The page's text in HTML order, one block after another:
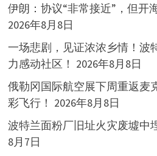
伊朗：协议“非常接近”，但开
2026年8月8日
一场悲剧，见证浓浓乡情！波
力感动社区！ 2026年8月8日
俄勒冈国际航空展下周重返麦
彩飞行！ 2026年8月8日
波特兰面粉厂旧址火灾废墟中
8月7日